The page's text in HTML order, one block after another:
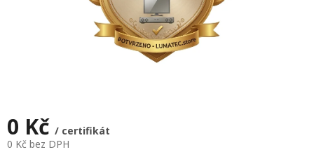
0 Kč / certifikát
0 Kč bez DPH